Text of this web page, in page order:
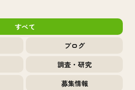
すべて
ブログ
調査・研究
募集情報